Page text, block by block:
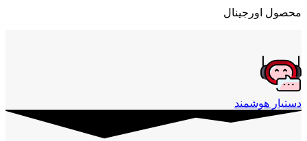
محصول اورجینال
دستیار هوشمند